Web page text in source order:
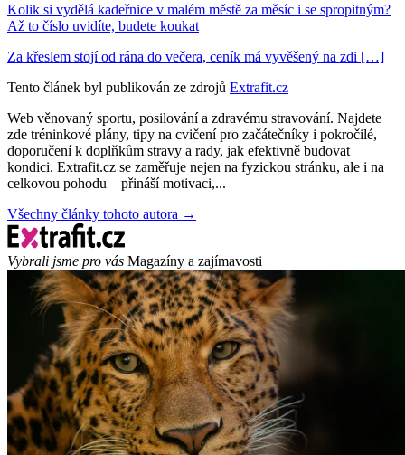
Kolik si vydělá kadeřnice v malém městě za měsíc i se spropitným?
Až to číslo uvidíte, budete koukat
Za křeslem stojí od rána do večera, ceník má vyvěšený na zdi […]
Tento článek byl publikován ze zdrojů Extrafit.cz
Web věnovaný sportu, posilování a zdravému stravování. Najdete
zde tréninkové plány, tipy na cvičení pro začátečníky i pokročilé,
doporučení k doplňkům stravy a rady, jak efektivně budovat
kondici. Extrafit.cz se zaměřuje nejen na fyzickou stránku, ale i na
celkovou pohodu – přináší motivaci,...
Všechny články tohoto autora →
Vybrali jsme pro vás Magazíny a zajímavosti